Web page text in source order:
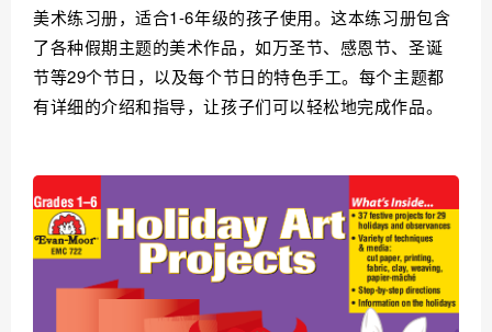
美术练习册，适合1-6年级的孩子使用。这本练习册包含
了各种假期主题的美术作品，如万圣节、感恩节、圣诞
节等29个节日， 以及每个节日的特色手工。 每个主题都
有详细的介绍和指导，让孩子们可以轻松地完成作品。